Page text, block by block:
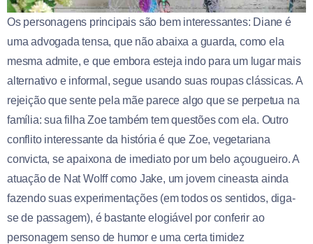
Os personagens principais são bem interessantes: Diane é
uma advogada tensa, que não abaixa a guarda, como ela
mesma admite, e que embora esteja indo para um lugar mais
alternativo e informal, segue usando suas roupas clássicas. A
rejeição que sente pela mãe parece algo que se perpetua na
família: sua filha Zoe também tem questões com ela. Outro
conflito interessante da história é que Zoe, vegetariana
convicta, se apaixona de imediato por um belo açougueiro. A
atuação de Nat Wolff como Jake, um jovem cineasta ainda
fazendo suas experimentações (em todos os sentidos, diga-
se de passagem), é bastante elogiável por conferir ao
personagem senso de humor e uma certa timidez